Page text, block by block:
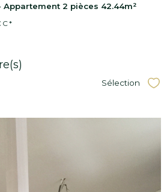
Appartement 2 pièces 42.44m²
Sélection